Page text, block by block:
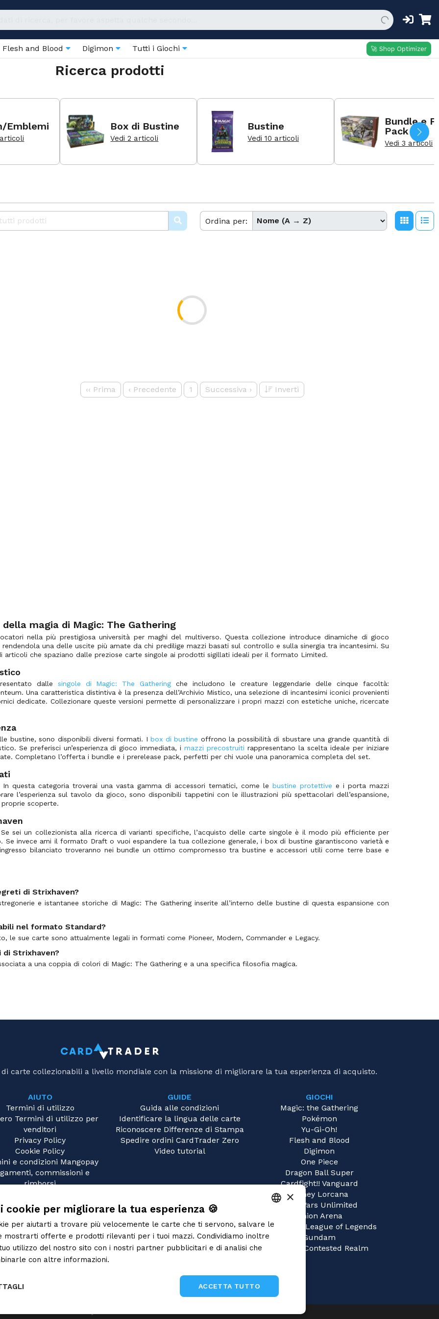
Flesh and Blood Digimon Tutti i Giochi 🚀 Shop Optimizer
Ricerca prodotti
Emblemi Box di Bustine
Vedi 2 articoli
Bustine
Vedi 10 articoli
Bundle e
Pack
Vedi 3 articoli
Ordina per:
‹‹ Prima ‹ Precedente 1 Successiva › Inverti
magia di Magic: The Gathering
nella più prestigiosa università per maghi del multiverso. Questa collezione introduce dinamiche di gioco
una delle uscite più amate da chi predilige mazzi basati sul controllo e sulla sinergia tra incantesimi. Su
articoli che spaziano dalle preziose carte singole ai prodotti sigillati ideali per il formato Limited.
dalle singole di Magic: The Gathering che includono le creature leggendarie delle cinque facoltà:
Una caratteristica distintiva è la presenza dell’Archivio Mistico, una selezione di incantesimi iconici provenienti
dedicate. Collezionare queste versioni permette di personalizzare i propri mazzi con estetiche uniche, ricercate
bustine, sono disponibili diversi formati. Ibox di bustine offrono la possibilità di sbustare una grande quantità di
Se preferisci un’esperienza di gioco immediata, imazzi precostruiti rappresentano la scelta ideale per iniziare
Completano l’offerta i bundle e i prerelease pack, perfetti per chi vuole una panoramica completa del set.
questa categoria troverai una vasta gamma di accessori tematici, come le bustine protettive e i porta mazzi
l’esperienza sul tavolo da gioco, sono disponibili tappetini con le illustrazioni più spettacolari dell’espansione,
scoperte.
sei un collezionista alla ricerca di varianti specifiche, l’acquisto delle carte singole è il modo più efficiente per
invece ami il formato Draft o vuoi espandere la tua collezione generale, i box di bustine garantiscono varietà e
bilanciato troveranno nei bundle un ottimo compromesso tra bustine e accessori utili come terre base e
di Strixhaven?
e istantanee storiche di Magic: The Gathering inserite all’interno delle bustine di questa espansione con
nel formato Standard?
le sue carte sono attualmente legali in formati come Pioneer, Modern, Commander e Legacy.
di Strixhaven?
a una coppia di colori di Magic: The Gathering e a una specifica filosofia magica.
carte collezionabili a livello mondiale con la missione di migliorare la tua esperienza di acquisto.
AIUTO
Termini di utilizzo
Termini di utilizzo per
venditori
Privacy Policy
Cookie Policy
e condizioni Mangopay
commissioni e
rimborsi
FAQ
Contattaci
GUIDE
Guida alle condizioni
Identificare la lingua delle carte
Riconoscere Differenze di Stampa
Spedire ordini CardTrader Zero
Video tutorial
GIOCHI
Magic: the Gathering
Pokémon
Yu-Gi-Oh!
Flesh and Blood
Digimon
One Piece
Dragon Ball Super
Cardfight!! Vanguard
Disney Lorcana
Star Wars Unlimited
Union Arena
Riftbound | League of Legends
Gundam
Sorcery: Contested Realm
ITALIAN
ENGLISH
×
cookie per migliorare la tua esperienza 🍪
per aiutarti a trovare più velocemente le carte che ti servono, salvare le
mostrarti offerte e prodotti rilevanti per i tuoi mazzi. Condividiamo inoltre
utilizzo del nostro sito con i nostri partner pubblicitari e di analisi che
con altre informazioni.
ACCETTA TUTTO
Performance Targeting Funzionalità Non classificati